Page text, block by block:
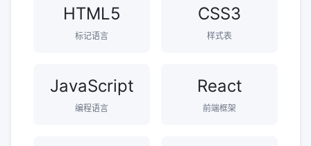
HTML5
标记语言
CSS3
样式表
JavaScript
编程语言
React
前端框架